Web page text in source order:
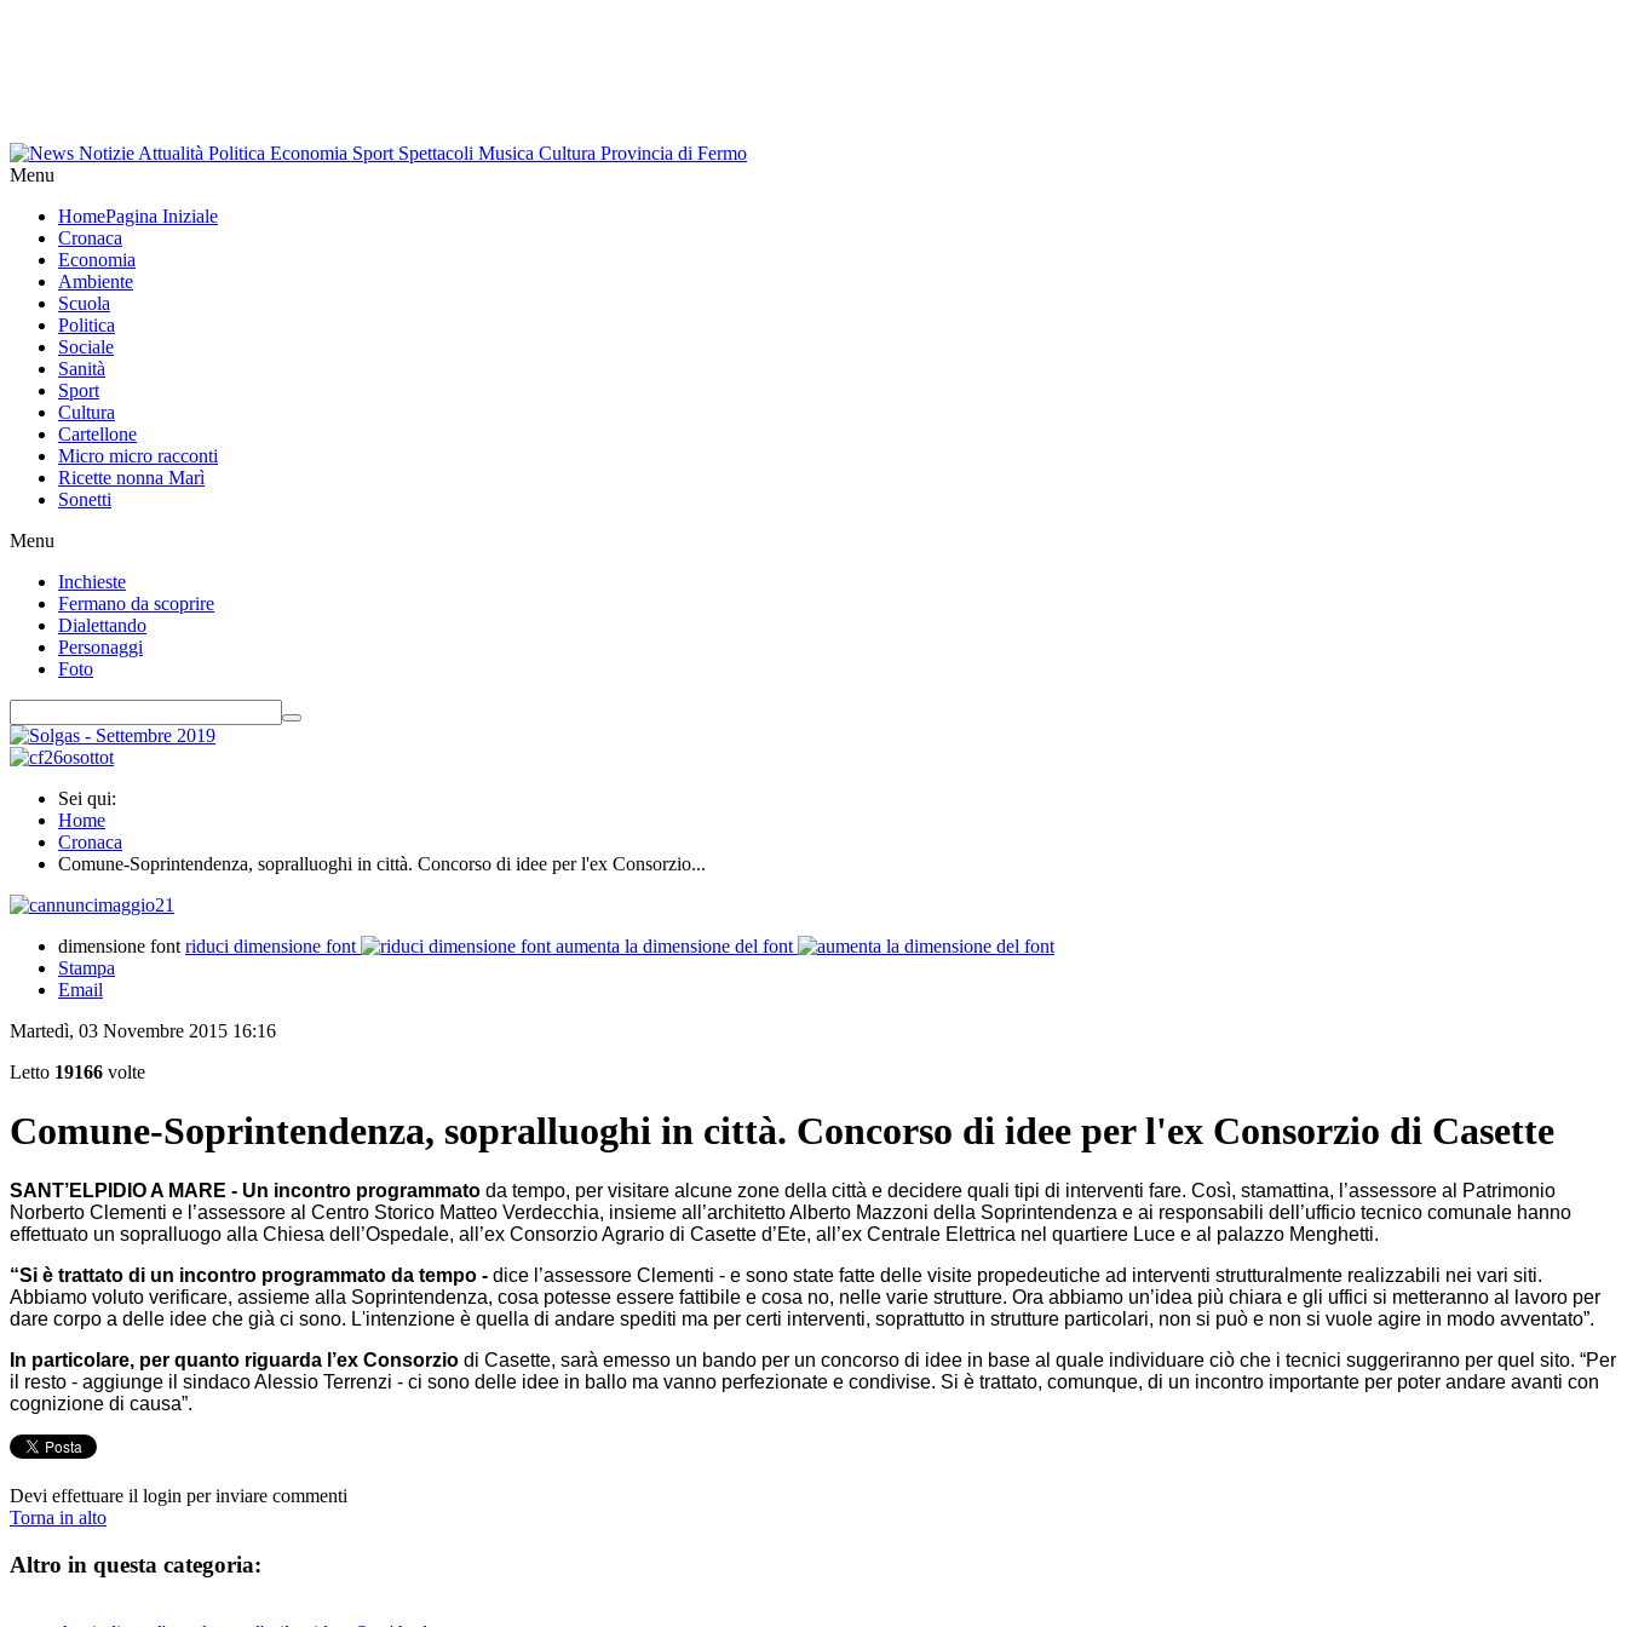
Menu
HomePagina Iniziale
Cronaca
Economia
Ambiente
Scuola
Politica
Sociale
Sanità
Sport
Cultura
Cartellone
Micro micro racconti
Ricette nonna Marì
Sonetti
Menu
Inchieste
Fermano da scoprire
Dialettando
Personaggi
Foto
Sei qui:
Home
Cronaca
Comune-Soprintendenza, sopralluoghi in città. Concorso di idee per l'ex Consorzio...
dimensione font riduci dimensione font
aumenta la dimensione del font
Stampa
Email
Martedì, 03 Novembre 2015 16:16
Letto 19166 volte
Comune-Soprintendenza, sopralluoghi in città. Concorso di idee per l'ex Consorzio di Casette
SANT’ELPIDIO A MARE - Un incontro programmato da tempo, per visitare alcune zone della città e decidere quali tipi di interventi fare. Così, stamattina, l’assessore al Patrimonio
Norberto Clementi e l’assessore al Centro Storico Matteo Verdecchia, insieme all’architetto Alberto Mazzoni della Soprintendenza e ai responsabili dell’ufficio tecnico comunale hanno
effettuato un sopralluogo alla Chiesa dell’Ospedale, all’ex Consorzio Agrario di Casette d’Ete, all’ex Centrale Elettrica nel quartiere Luce e al palazzo Menghetti.
“Si è trattato di un incontro programmato da tempo - dice l’assessore Clementi - e sono state fatte delle visite propedeutiche ad interventi strutturalmente realizzabili nei vari siti.
Abbiamo voluto verificare, assieme alla Soprintendenza, cosa potesse essere fattibile e cosa no, nelle varie strutture. Ora abbiamo un’idea più chiara e gli uffici si metteranno al lavoro per
dare corpo a delle idee che già ci sono. L'intenzione è quella di andare spediti ma per certi interventi, soprattutto in strutture particolari, non si può e non si vuole agire in modo avventato”.
In particolare, per quanto riguarda l’ex Consorzio di Casette, sarà emesso un bando per un concorso di idee in base al quale individuare ciò che i tecnici suggeriranno per quel sito. “Per
il resto - aggiunge il sindaco Alessio Terrenzi - ci sono delle idee in ballo ma vanno perfezionate e condivise. Si è trattato, comunque, di un incontro importante per poter andare avanti con
cognizione di causa”.
Devi effettuare il login per inviare commenti
Torna in alto
Altro in questa categoria: